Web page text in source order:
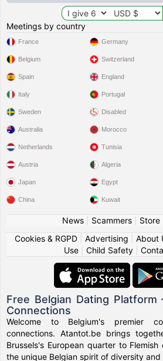
Meetings by country
France
Belgium
Spain
Italy
Sweden
Germany
Switzerland
England
Portugal
Disabled
Australia
Netherlands
Austria
Japan
China
Morocco
Tunisia
Algeria
Egypt
Kuwait
News| Scammers| Store|
Cookies & RGPD| Advertising About
Use
Child Safety
Free Belgian Dating
Connections
Welcome to Belgium's premier
connections. Atantot.be brings
Brussels's European quarter to
the unique Belgian spirit of diversity and